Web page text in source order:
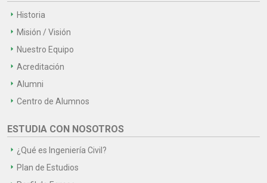
Historia
Misión / Visión
Nuestro Equipo
Acreditación
Alumni
Centro de Alumnos
ESTUDIA CON NOSOTROS
¿Qué es Ingeniería Civil?
Plan de Estudios